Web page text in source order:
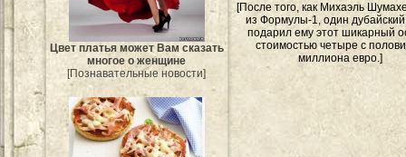
Цвет платья может Вам сказать
многое о женщине
[Познавательные новости]
[После того, как Михаэль
из Формулы-1, один
подарил ему этот шикарный
стоимостью четыре с
миллиона евро.]